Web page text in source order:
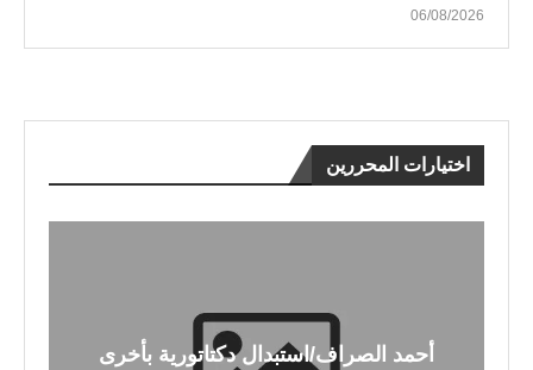
06/08/2026
اختيارات المحررين
أحمد الصراف/استبدال دكتاتورية بأخرى